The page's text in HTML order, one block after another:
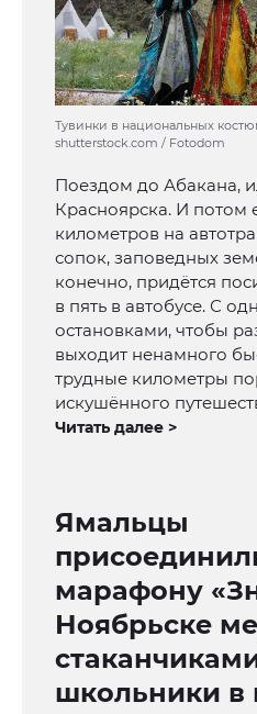
Тувинки в национальных
shutterstock.com / Fotodom
Поездом до Абакана,
Красноярска. И потом
километров на
сопок, заповедных
конечно, придётся
в пять в автобусе. С
остановками, чтобы
выходит ненамного
трудные километры
искушённого
Читать далее >
Ямальцы
марафону
Ноябрьске
школьники в